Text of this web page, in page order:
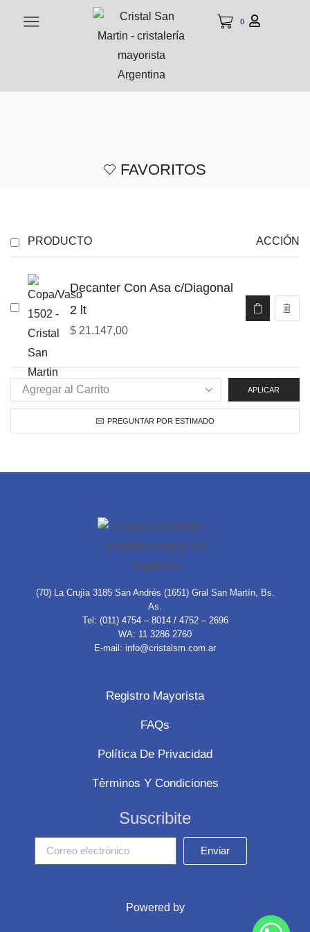
0
FAVORITOS
PRODUCTO ACCIÓN
Decanter Con Asa c/Diagonal
2 lt
$21.147,00
APLICAR
PREGUNTAR POR ESTIMADO
(70) La Crujía 3185 San Andrés (1651) Gral San Martín, Bs.
As.
Tel: (011) 4754 – 8014 / 4752 – 2696
WA: 11 3286 2760
E-mail: info@cristalsm.com.ar
Registro Mayorista
FAQs
Política De Privacidad
Tèrminos Y Condiciones
Suscribite
Enviar
Powered by